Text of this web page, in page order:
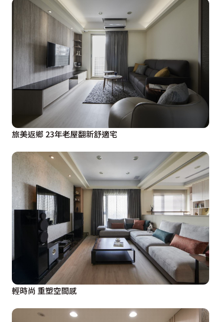
旅美返鄉 23年老屋翻新舒適宅
輕時尚 重塑空間感